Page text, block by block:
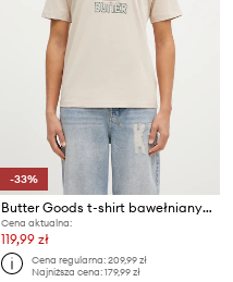
-33%
Butter Goods t-shirt bawełniany Bomb Tee
Cena aktualna:
119,99 zł
Cena regularna:209,99 zł
Najniższa cena:179,99 zł